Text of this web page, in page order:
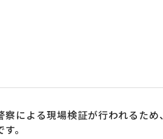
による現場検証が行われるため、
す。